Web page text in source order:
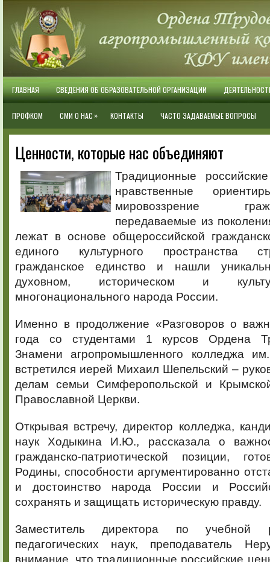
ГЛАВНАЯ СВЕДЕНИЯ ОБ ОБРАЗОВАТЕЛЬНОЙ ОРГАНИЗАЦИИ
ПРОФКОМ СМИ О НАС » КОНТАКТЫ ЧАСТО ЗАДАВАЕМЫЕ ВОПРОСЫ
Ценности, которые нас объединяют
Традиционные
нравственные
мировоззрение
передаваемые из
лежат в основе общероссийской
единого культурного пространства
гражданское единство и нашли
духовном, историческом и
многонационального народа России.
Именно в продолжение «Разговоров о
года со студентами 1 курсов Ордена
Знамени агропромышленного колледжа
встретился иерей Михаил Шепельский –
делам семьи Симферопольской и
Православной Церкви.
Открывая встречу, директор колледжа,
наук Ходыкина И.Ю., рассказала о
гражданско-патриотической позиции,
Родины, способности аргументированно
и достоинство народа России и
сохранять и защищать историческую правду.
Заместитель директора по учебной
педагогических наук, преподаватель
внимание, что традиционные российские